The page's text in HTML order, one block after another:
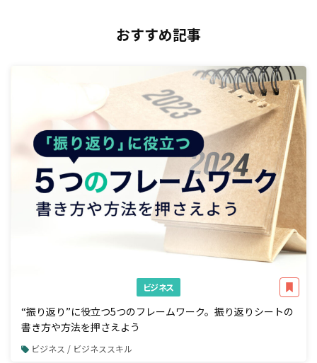
おすすめ記事
ビジネス
“振り返り”に役立つ5つのフレームワーク。振り返りシートの
書き方や方法を押さえよう
ビジネス / ビジネススキル